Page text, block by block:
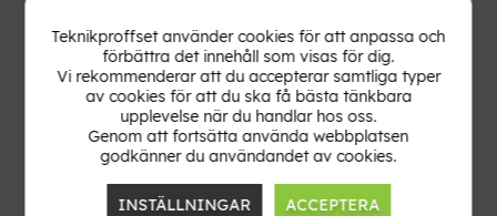
Få de senaste nyheterna, hetaste erbjudandena och
bästa tipsen från oss direkt i din mejlkorg. Signa upp på
vårt nyhetsbrev!
Teknikproffset använder cookies för att anpassa och
förbättra det innehåll som visas för dig.
Vi rekommenderar att du accepterar samtliga typer
av cookies för att du ska få bästa tänkbara
upplevelse när du handlar hos oss.
Genom att fortsätta använda webbplatsen
godkänner du användandet av cookies.
INSTÄLLNINGAR ACCEPTERA